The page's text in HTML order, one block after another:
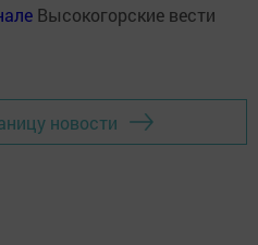
Высокогорские вести
новости